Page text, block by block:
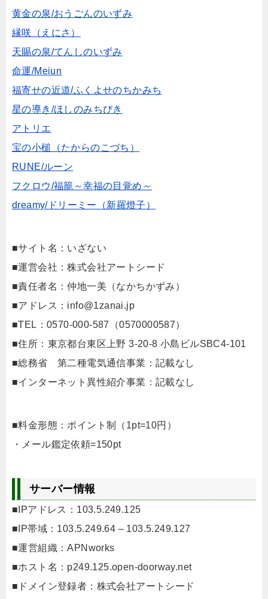
黄金の泉/おうごんのいずみ
縁咲（えにさ）
天賜の泉/てんしのいずみ
命運/Meiun
福寄せの近道/ふくよせのちかみち
星の導き/ほしのみちびき
アトリエ
宝の小槌（たからのこづち）
RUNE/ルーン
フクロウ/福籠～幸福の目覚め～
dreamy/ドリーミー（新羅燈子）
■サイト名：いざない
■運営会社：株式会社アートシード
■責任者名：仲地一美（なかちかずみ）
■アドレス： info@1zanai.jp
■TEL：0570-000-587（0570000587）
■住所：東京都台東区上野 3-20-8 小島ビルSBC4-101
■総務省 第二種電気通信事業：記載なし
■インターネット異性紹介事業：記載なし
■料金形態：ポイント制（1pt=10円）
・メール鑑定依頼=150pt
サーバー情報
■IPアドレス：103.5.249.125
■IP帯域：103.5.249.64 – 103.5.249.127
■運営組織：APNworks
■ホスト名：p249.125.open-doorway.net
■ドメイン登録者：株式会社アートシード